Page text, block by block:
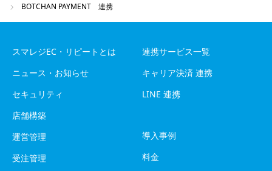
BOTCHAN PAYMENT 連携
スマレジEC・リピートとは
ニュース・お知らせ
セキュリティ
店舗構築
運営管理
受注管理
連携サービス一覧
キャリア決済 連携
LINE 連携
導入事例
料金